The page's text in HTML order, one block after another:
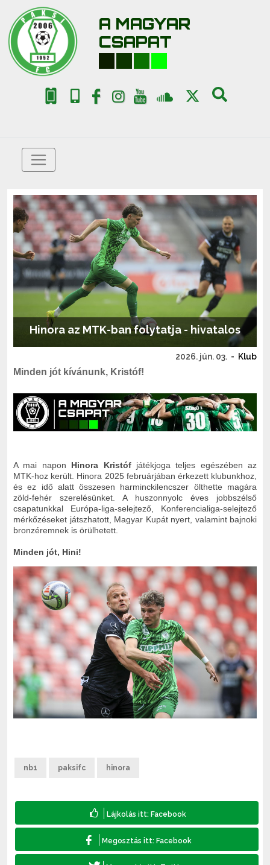
A MAGYAR
CSAPAT
Hinora az MTK-ban folytatja - hivatalos
2026. jún. 03. - Klub
Minden jót kívánunk, Kristóf!
A mai napon Hinora Kristófjátékjoga teljes egészében az
MTK-hoz került. Hinora 2025 februárjában érkezett klubunkhoz,
és ez idő alatt összesen harminckilencszer ölthette magára
zöld-fehér szerelésünket. A huszonnyolc éves jobbszélső
csapatunkkal Európa-liga-selejtező, Konferencialiga-selejtező
mérkőzéseket játszhatott, Magyar Kupát nyert, valamint bajnoki
bronzéremnek is örülhetett.
Minden jót, Hini!
nb1 paksifc hinora